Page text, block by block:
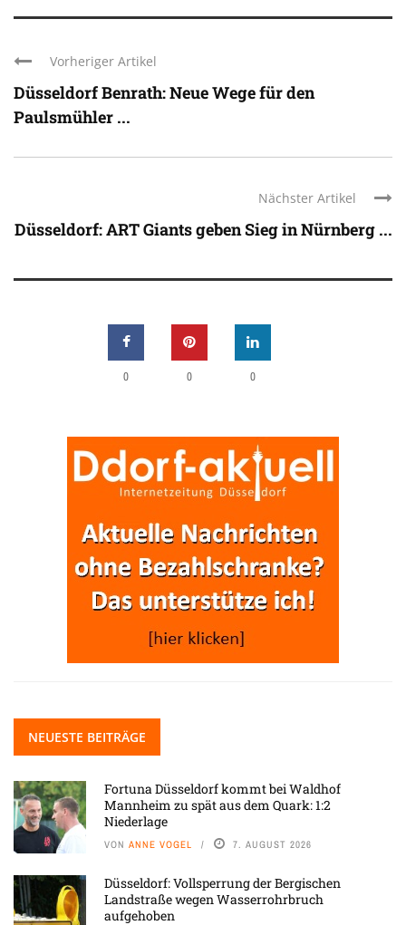
Vorheriger Artikel
Düsseldorf Benrath: Neue Wege für den
Paulsmühler ...
Nächster Artikel
Düsseldorf: ART Giants geben Sieg in Nürnberg ...
0 0 0
NEUESTE BEITRÄGE
Fortuna Düsseldorf kommt bei Waldhof
Mannheim zu spät aus dem Quark: 1:2
Niederlage
VON ANNE VOGEL 7. AUGUST 2026
Düsseldorf: Vollsperrung der Bergischen
Landstraße wegen Wasserrohrbruch
aufgehoben